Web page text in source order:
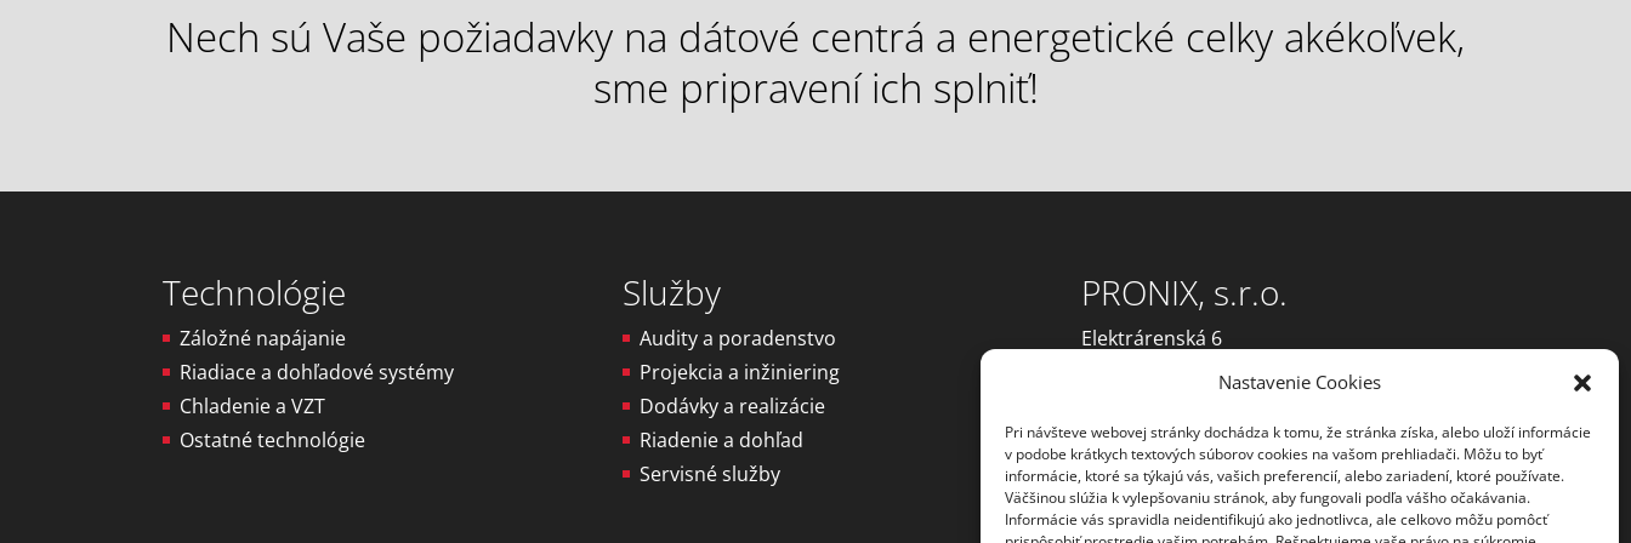
Nastavenie Cookies
Pri návšteve webovej stránky dochádza k tomu, že stránka získa, alebo uloží informácie
v podobe krátkych textových súborov cookies na vašom prehliadači. Môžu to byť
informácie, ktoré sa týkajú vás, vašich preferencií, alebo zariadení, ktoré používate.
Väčšinou slúžia k vylepšovaniu stránok, aby fungovali podľa vášho očakávania.
Informácie vás spravidla neidentifikujú ako jednotlivca, ale celkovo môžu pomôcť
Nech sú Vaše požiadavky na dátové centrá a energetické celky akékoľvek,
sme pripravení ich splniť!
Technológie
Záložné napájanie
Riadiace a dohľadové systémy
Chladenie a VZT
Ostatné technológie
Služby
Audity a poradenstvo
Projekcia a inžiniering
Dodávky a realizácie
Riadenie a dohľad
Servisné služby
PRONIX, s.r.o.
Elektrárenská 6
E-mail:pronix@pronix.sk
NON-STOP servisná linka:
+421 905 255 435